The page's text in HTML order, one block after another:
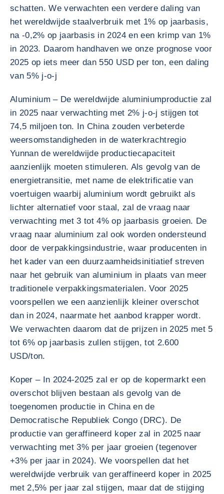
schatten. We verwachten een verdere daling van
het wereldwijde staalverbruik met 1% op jaarbasis,
na -0,2% op jaarbasis in 2024 en een krimp van 1%
in 2023. Daarom handhaven we onze prognose voor
2025 op iets meer dan 550 USD per ton, een daling
van 5% j-o-j
Aluminium – De wereldwijde aluminiumproductie zal
in 2025 naar verwachting met 2% j-o-j stijgen tot
74,5 miljoen ton. In China zouden verbeterde
weersomstandigheden in de waterkrachtregio
Yunnan de wereldwijde productiecapaciteit
aanzienlijk moeten stimuleren. Als gevolg van de
energietransitie, met name de elektrificatie van
voertuigen waarbij aluminium wordt gebruikt als
lichter alternatief voor staal, zal de vraag naar
verwachting met 3 tot 4% op jaarbasis groeien. De
vraag naar aluminium zal ook worden ondersteund
door de verpakkingsindustrie, waar producenten in
het kader van een duurzaamheidsinitiatief streven
naar het gebruik van aluminium in plaats van meer
traditionele verpakkingsmaterialen. Voor 2025
voorspellen we een aanzienlijk kleiner overschot
dan in 2024, naarmate het aanbod krapper wordt.
We verwachten daarom dat de prijzen in 2025 met 5
tot 6% op jaarbasis zullen stijgen, tot 2.600
USD/ton.
Koper – In 2024-2025 zal er op de kopermarkt een
overschot blijven bestaan als gevolg van de
toegenomen productie in China en de
Democratische Republiek Congo (DRC). De
productie van geraffineerd koper zal in 2025 naar
verwachting met 3% per jaar groeien (tegenover
+3% per jaar in 2024). We voorspellen dat het
wereldwijde verbruik van geraffineerd koper in 2025
met 2,5% per jaar zal stijgen, maar dat de stijging